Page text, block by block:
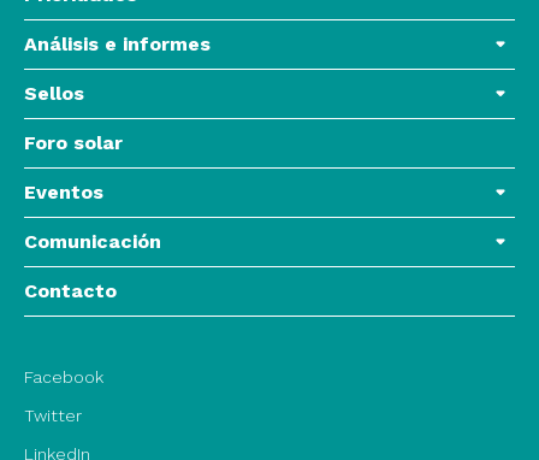
Análisis e informes
Sellos
Foro solar
Eventos
Comunicación
Contacto
Facebook
Twitter
LinkedIn